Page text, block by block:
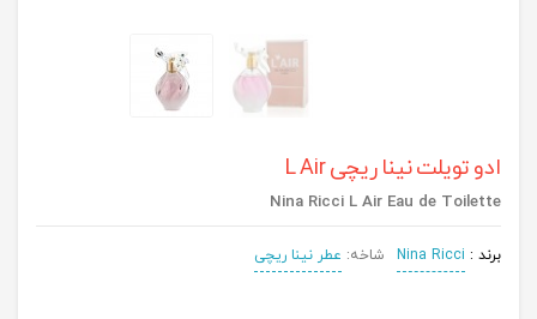
ادو تویلت نینا ریچی L Air
Nina Ricci L Air Eau de Toilette
برند : Nina Ricci شاخه: عطر نینا ریچی